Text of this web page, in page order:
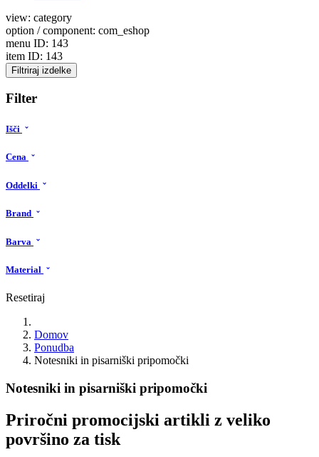
view: category
option / component: com_eshop
menu ID: 143
item ID: 143
Filtriraj izdelke
Filter
Išči
Cena
Oddelki
Brand
Barva
Material
Resetiraj
Domov
Ponudba
Notesniki in pisarniški pripomočki
Notesniki in pisarniški pripomočki
Priročni promocijski artikli z veliko
površino za tisk